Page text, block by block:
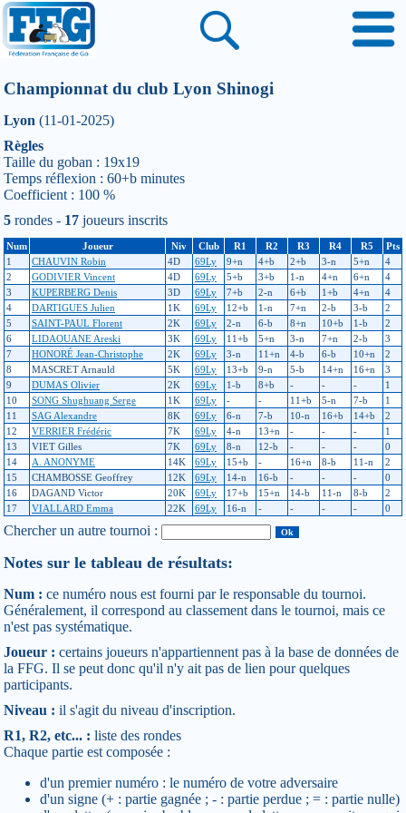
Championnat du club Lyon Shinogi
Lyon (11-01-2025)
Règles
Taille du goban : 19x19
Temps réflexion : 60+b minutes
Coefficient : 100 %
5 rondes - 17 joueurs inscrits
Num Joueur Niv Club R1 R2 R3 R4 R5
Pts
1
CHAUVIN Robin 4D 69Ly 9+n 4+b 2+b 3-n 5+n
4
2
GODIVIER Vincent 4D 69Ly 5+b 3+b 1-n 4+n 6+n
4
3
KUPERBERG Denis 3D 69Ly 7+b 2-n 6+b 1+b 4+n
4
4
DARTIGUES Julien 1K 69Ly 12+b 1-n 7+n 2-b 3-b
2
5
SAINT-PAUL Florent 2K 69Ly 2-n 6-b 8+n 10+b 1-b
2
6
LIDAOUANE Areski 3K 69Ly 11+b 5+n 3-n 7+n 2-b
3
7
HONORÉ Jean-Christophe 2K 69Ly 3-n 11+n 4-b 6-b 10+n
2
8
MASCRET Arnauld 5K 69Ly 13+b 9-n 5-b 14+n 16+n
3
9
DUMAS Olivier 2K 69Ly 1-b 8+b - - -
1
10
SONG Shughuang Serge 1K 69Ly - - 11+b 5-n 7-b
1
11
SAG Alexandre 8K 69Ly 6-n 7-b 10-n 16+b 14+b
2
12
VERRIER Frédéric 7K 69Ly 4-n 13+n - - -
1
13
VIET Gilles 7K 69Ly 8-n 12-b - - -
0
14
A. ANONYME 14K 69Ly 15+b - 16+n 8-b 11-n
2
15
CHAMBOSSE Geoffrey 12K 69Ly 14-n 16-b - - -
0
16
DAGAND Victor 20K 69Ly 17+b 15+n 14-b 11-n 8-b
2
17
VIALLARD Emma 22K 69Ly 16-n - - - - 0
Chercher un autre tournoi :
Notes sur le tableau de résultats:
Num : ce numéro nous est fourni par le responsable du tournoi.
Généralement, il correspond au classement dans le tournoi, mais ce
n'est pas systématique.
Joueur : certains joueurs n'appartiennent pas à la base de données de
la FFG. Il se peut donc qu'il n'y ait pas de lien pour quelques
participants.
Niveau : il s'agit du niveau d'inscription.
R1, R2, etc... : liste des rondes
Chaque partie est composée :
d'un premier numéro : le numéro de votre adversaire
d'un signe (+ : partie gagnée ; - : partie perdue ; = : partie nulle)